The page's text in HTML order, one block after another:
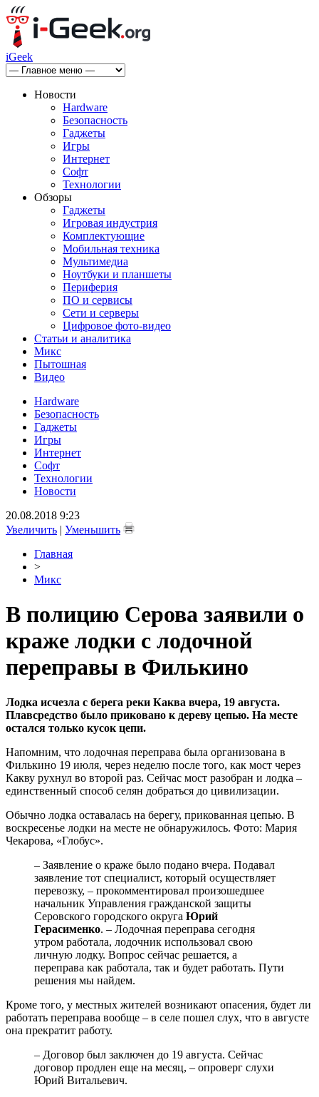
iGeek
Новости
Hardware
Безопасность
Гаджеты
Игры
Интернет
Софт
Технологии
Обзоры
Гаджеты
Игровая индустрия
Комплектующие
Мобильная техника
Мультимедиа
Ноутбуки и планшеты
Периферия
ПО и сервисы
Сети и серверы
Цифровое фото-видео
Статьи и аналитика
Микс
Пытошная
Видео
Hardware
Безопасность
Гаджеты
Игры
Интернет
Софт
Технологии
Новости
20.08.2018 9:23
Увеличить | Уменьшить
Главная
>
Микс
В полицию Серова заявили о
краже лодки с лодочной
переправы в Филькино
Лодка исчезла с берега реки Каква вчера, 19 августа.
Плавсредство было приковано к дереву цепью. На месте
остался только кусок цепи.
Напомним, что лодочная переправа была организована в
Филькино 19 июля, через неделю после того, как мост через
Какву рухнул во второй раз. Сейчас мост разобран и лодка –
единственный способ селян добраться до цивилизации.
Обычно лодка оставалась на берегу, прикованная цепью. В
воскресенье лодки на месте не обнаружилось. Фото: Мария
Чекарова, «Глобус».
– Заявление о краже было подано вчера. Подавал
заявление тот специалист, который осуществляет
перевозку, – прокомментировал произошедшее
начальник Управления гражданской защиты
Серовского городского округа Юрий
Герасименко. – Лодочная переправа сегодня
утром работала, лодочник использовал свою
личную лодку. Вопрос сейчас решается, а
переправа как работала, так и будет работать. Пути
решения мы найдем.
Кроме того, у местных жителей возникают опасения, будет ли
работать переправа вообще – в селе пошел слух, что в августе
она прекратит работу.
– Договор был заключен до 19 августа. Сейчас
договор продлен еще на месяц, – опроверг слухи
Юрий Витальевич.